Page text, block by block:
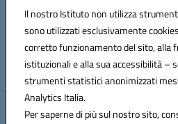
Il nostro Istituto non utilizza
sono utilizzati esclusivamente
corretto funzionamento del sito, alla
istituzionali e alla sua accessibilità –
strumenti statistici anonimizzati
Analytics Italia.
Per saperne di più sul nostro sito,
Codice fiscale: 93066580817
Codice meccanografico:TPIS02200A
VIA CESARÒ, 36 - 91016 ERICE - CASA
Telefono: 0923569559
Hosting & Powered by